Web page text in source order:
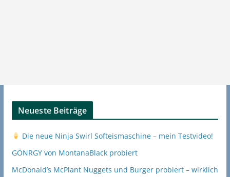
Neueste Beiträge
Die neue Ninja Swirl Softeismaschine – mein Testvideo!
GÖNRGY von MontanaBlack probiert
McDonald’s McPlant Nuggets und Burger probiert – wirklich